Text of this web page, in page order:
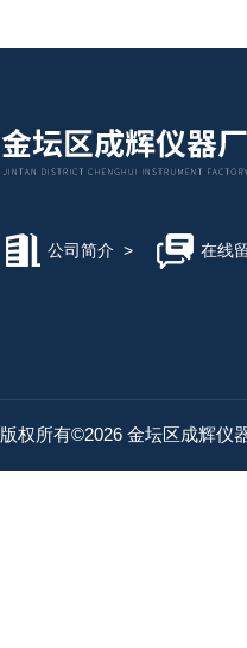
公司简介 > 在线
版权所有©2026 金坛区成辉仪